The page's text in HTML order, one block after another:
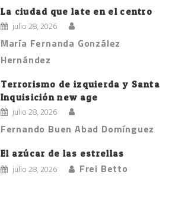
La ciudad que late en el centro
julio 28, 2026
María Fernanda González
Hernández
Terrorismo de izquierda y Santa
Inquisición new age
julio 28, 2026
Fernando Buen Abad Domínguez
El azúcar de las estrellas
julio 28, 2026 Frei Betto